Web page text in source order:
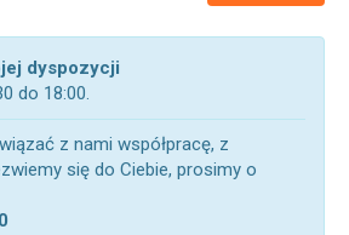
dyspozycji
do 18:00.
z nami współpracę, z
się do Ciebie, prosimy o